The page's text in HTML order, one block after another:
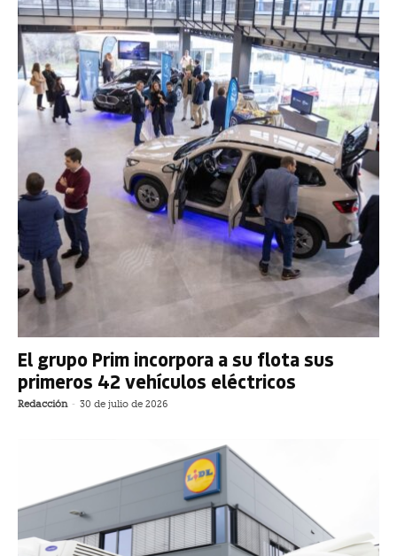
El grupo Prim incorpora a su flota sus
primeros 42 vehículos eléctricos
Redacción - 30 de julio de 2026